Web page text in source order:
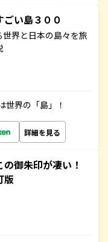
い島３００
界と日本の島々を旅
世界の「島」！
詳細を見る
御朱印が凄い！
版